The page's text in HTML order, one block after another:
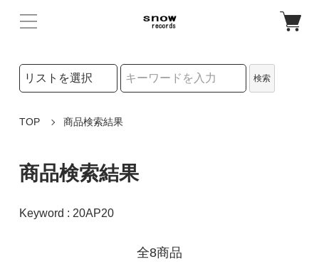
検索リストの選択
検索
TOP 商品検索結果
商品検索結果
Keyword : 20AP20
全8商品